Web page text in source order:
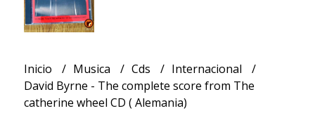
Inicio Musica Cds
Internacional
David Byrne - The complete score from The
catherine wheel CD ( Alemania)